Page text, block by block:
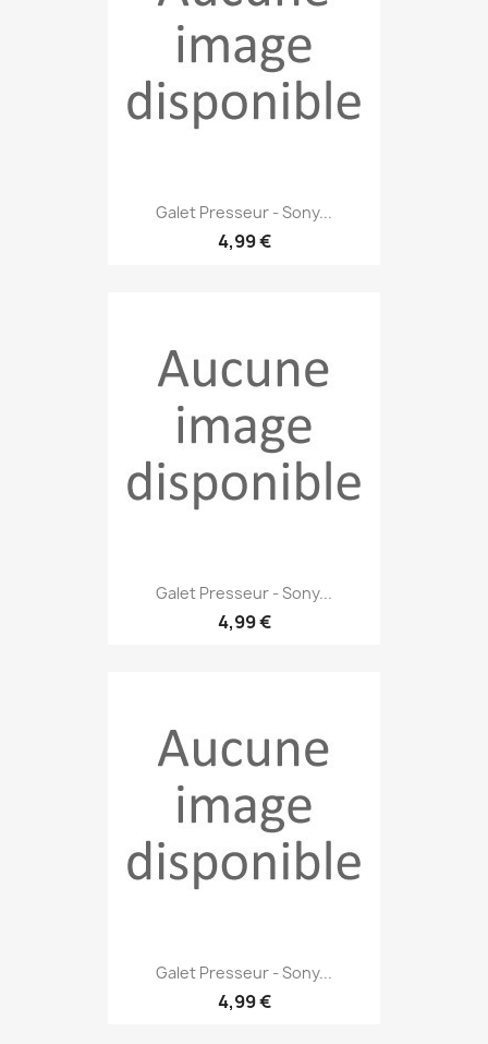
Galet Presseur - Sony...
4,99 €
Galet Presseur - Sony...
4,99 €
Galet Presseur - Sony...
4,99 €